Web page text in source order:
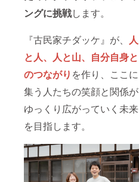
ングに挑戦します。
『古民家チダッケ』が、 人
と人、人と山、自分自身と
のつながり を作り、ここに
集う人たちの笑顔と関係が
ゆっくり広がっていく未来
を目指します。